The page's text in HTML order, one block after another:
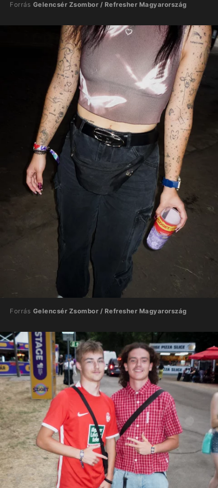
Forrás Gelencsér Zsombor / Refresher Magyarország
Forrás Gelencsér Zsombor / Refresher Magyarország